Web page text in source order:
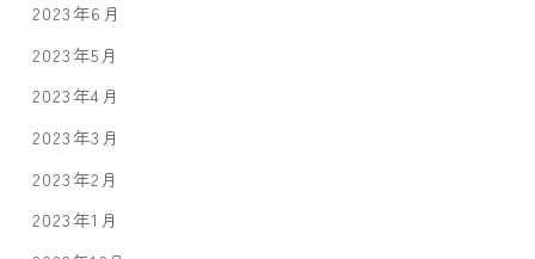
2023年6月
2023年5月
2023年4月
2023年3月
2023年2月
2023年1月